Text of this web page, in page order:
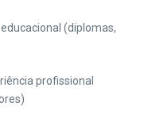
(diplomas,
profissional